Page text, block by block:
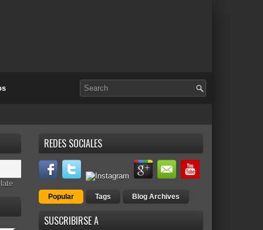
REDES SOCIALES
Popular Tags Blog Archives
SUSCRIBIRSE A